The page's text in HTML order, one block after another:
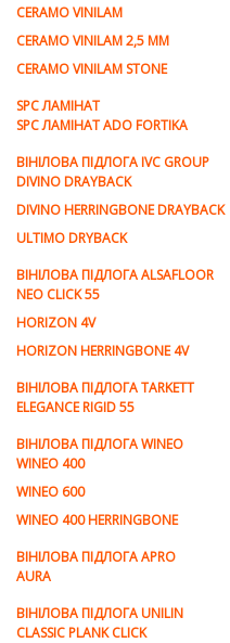
CERAMO VINILAM
CERAMO VINILAM 2,5 MM
CERAMO VINILAM STONE
SPC ЛАМІНАТ
SPC ЛАМІНАТ ADO FORTIKA
ВІНІЛОВА ПІДЛОГА IVC GROUP
DIVINO DRAYBACK
DIVINO HERRINGBONE DRAYBACK
ULTIMO DRYBACK
ВІНІЛОВА ПІДЛОГА ALSAFLOOR
NEO CLICK 55
HORIZON 4V
HORIZON HERRINGBONE 4V
ВІНІЛОВА ПІДЛОГА TARKETT
ELEGANCE RIGID 55
ВІНІЛОВА ПІДЛОГА WINEO
WINEO 400
WINEO 600
WINEO 400 HERRINGBONE
ВІНІЛОВА ПІДЛОГА APRO
AURA
ВІНІЛОВА ПІДЛОГА UNILIN
CLASSIC PLANK CLICK